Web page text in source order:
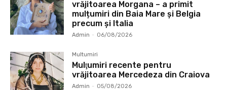
vrăjitoarea Morgana – a primit
mulțumiri din Baia Mare și Belgia
precum și Italia
Admin - 06/08/2026
Multumiri
Mulţumiri recente pentru
vrăjitoarea Mercedeza din Craiova
Admin - 05/08/2026